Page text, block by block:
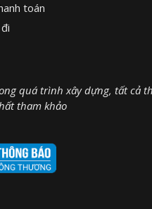
toán
quá trình xây dựng, tất cả
tham khảo